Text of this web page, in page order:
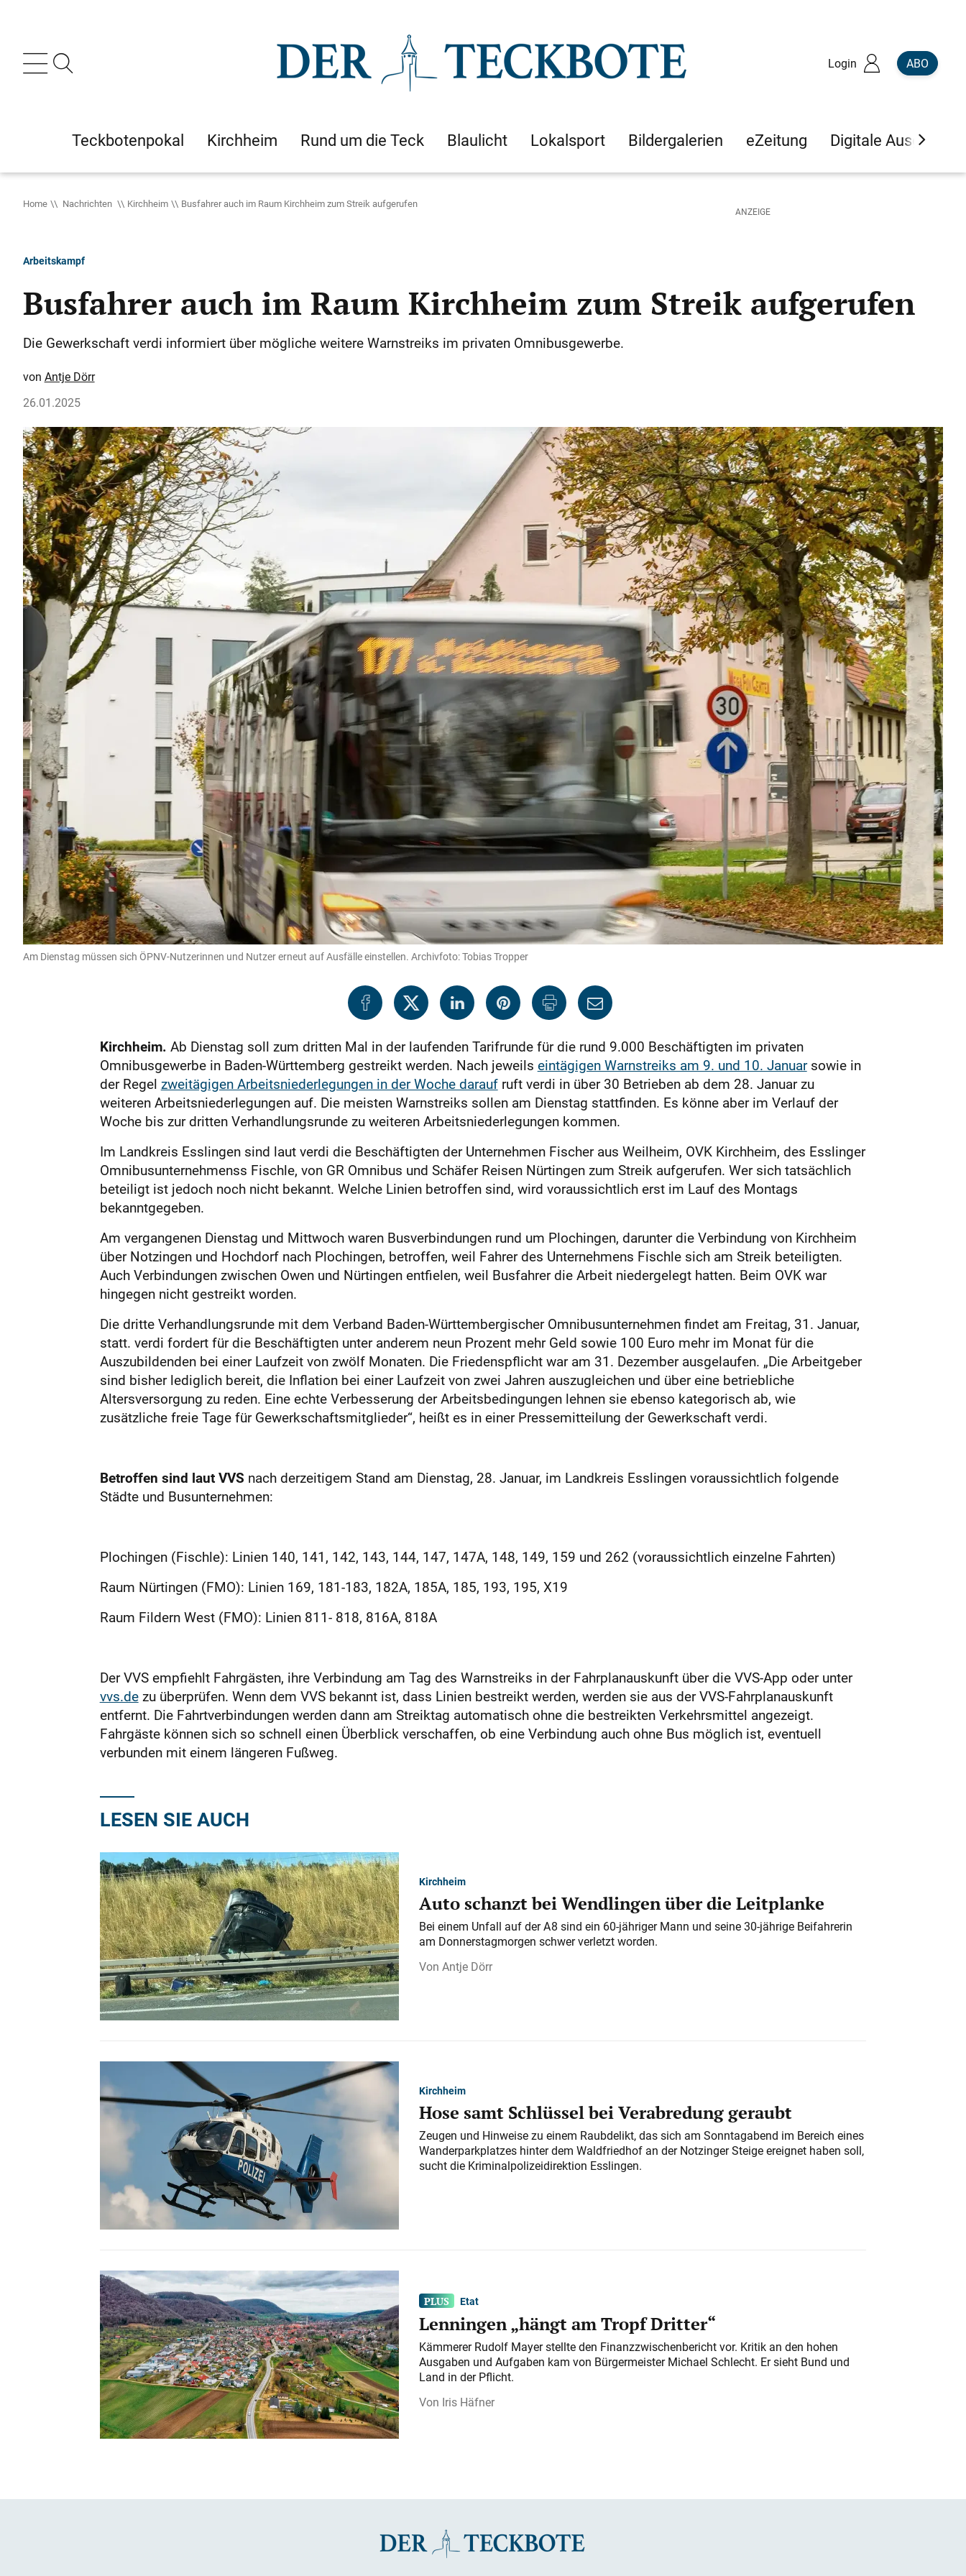
Login ABO
Teckbotenpokal Kirchheim Rund um die Teck Blaulicht Lokalsport Bildergalerien eZeitung Digitale Ausgaben
Home Nachrichten Kirchheim Busfahrer auch im Raum Kirchheim zum Streik aufgerufen
Arbeitskampf
Busfahrer auch im Raum Kirchheim zum Streik aufgerufen
Die Gewerkschaft verdi informiert über mögliche weitere Warnstreiks im privaten Omnibusgewerbe.
Antje Dörr
26.01.2025
Am Dienstag müssen sich ÖPNV-Nutzerinnen und Nutzer erneut auf Ausfälle einstellen. Archivfoto: Tobias Tropper
Kirchheim. Ab Dienstag soll zum dritten Mal in der laufenden Tarifrunde für die rund 9.000 Beschäftigten im privaten
Omnibusgewerbe in Baden-Württemberg gestreikt werden. Nach jeweils eintägigen Warnstreiks am 9. und 10. Januarsowie in
der Regel zweitägigen Arbeitsniederlegungen in der Woche daraufruft verdi in über 30 Betrieben ab dem 28. Januar zu
weiteren Arbeitsniederlegungen auf. Die meisten Warnstreiks sollen am Dienstag stattfinden. Es könne aber im Verlauf der
Woche bis zur dritten Verhandlungsrunde zu weiteren Arbeitsniederlegungen kommen.
Im Landkreis Esslingen sind laut verdi die Beschäftigten der Unternehmen Fischer aus Weilheim, OVK Kirchheim, des Esslinger
Omnibusunternehmenss Fischle, von GR Omnibus und Schäfer Reisen Nürtingen zum Streik aufgerufen. Wer sich tatsächlich
beteiligt ist jedoch noch nicht bekannt. Welche Linien betroffen sind, wird voraussichtlich erst im Lauf des Montags
bekanntgegeben.
Am vergangenen Dienstag und Mittwoch waren Busverbindungen rund um Plochingen, darunter die Verbindung von Kirchheim
über Notzingen und Hochdorf nach Plochingen, betroffen, weil Fahrer des Unternehmens Fischle sich am Streik beteiligten.
Auch Verbindungen zwischen Owen und Nürtingen entfielen, weil Busfahrer die Arbeit niedergelegt hatten. Beim OVK war
hingegen nicht gestreikt worden.
Die dritte Verhandlungsrunde mit dem Verband Baden-Württembergischer Omnibusunternehmen findet am Freitag, 31. Januar,
statt. verdi fordert für die Beschäftigten unter anderem neun Prozent mehr Geld sowie 100 Euro mehr im Monat für die
Auszubildenden bei einer Laufzeit von zwölf Monaten. Die Friedenspflicht war am 31. Dezember ausgelaufen. „Die Arbeitgeber
sind bisher lediglich bereit, die Inflation bei einer Laufzeit von zwei Jahren auszugleichen und über eine betriebliche
Altersversorgung zu reden. Eine echte Verbesserung der Arbeitsbedingungen lehnen sie ebenso kategorisch ab, wie
zusätzliche freie Tage für Gewerkschaftsmitglieder“, heißt es in einer Pressemitteilung der Gewerkschaft verdi.
Betroffen sind laut VVS nach derzeitigem Stand am Dienstag, 28. Januar, im Landkreis Esslingen voraussichtlich folgende
Städte und Busunternehmen:
Plochingen (Fischle): Linien 140, 141, 142, 143, 144, 147, 147A, 148, 149, 159 und 262 (voraussichtlich einzelne Fahrten)
Raum Nürtingen (FMO): Linien 169, 181-183, 182A, 185A, 185, 193, 195, X19
Raum Fildern West (FMO): Linien 811- 818, 816A, 818A
Der VVS empfiehlt Fahrgästen, ihre Verbindung am Tag des Warnstreiks in der Fahrplanauskunft über die VVS-App oder unter
vvs.dezu überprüfen. Wenn dem VVS bekannt ist, dass Linien bestreikt werden, werden sie aus der VVS-Fahrplanauskunft
entfernt. Die Fahrtverbindungen werden dann am Streiktag automatisch ohne die bestreikten Verkehrsmittel angezeigt.
Fahrgäste können sich so schnell einen Überblick verschaffen, ob eine Verbindung auch ohne Bus möglich ist, eventuell
verbunden mit einem längeren Fußweg.
LESEN SIE AUCH
Kirchheim
Auto schanzt bei Wendlingen über die Leitplanke
Bei einem Unfall auf der A 8 sind ein 60-jähriger Mann und seine 30-jährige Beifahrerin
am Donnerstagmorgen schwer verletzt worden.
Antje Dörr
Kirchheim
Hose samt Schlüssel bei Verabredung geraubt
Zeugen und Hinweise zu einem Raubdelikt, das sich am Sonntagabend im Bereich eines
Wanderparkplatzes hinter dem Waldfriedhof an der Notzinger Steige ereignet haben soll,
sucht die Kriminalpolizeidirektion Esslingen.
Etat
Lenningen „hängt am Tropf Dritter“
Kämmerer Rudolf Mayer stellte den Finanzzwischenbericht vor. Kritik an den hohen
Ausgaben und Aufgaben kam von Bürgermeister Michael Schlecht. Er sieht Bund und
Land in der Pflicht.
Iris Häfner